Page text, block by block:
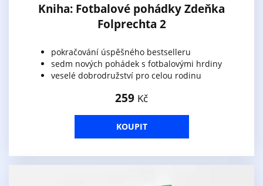
Kniha: Fotbalové pohádky Zdeňka
Folprechta 2
pokračování úspěšného bestselleru
sedm nových pohádek s fotbalovými hrdiny
veselé dobrodružství pro celou rodinu
259 Kč
KOUPIT